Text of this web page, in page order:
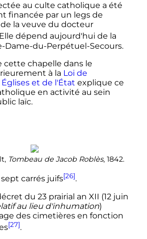
au culte catholique a été
financée par un legs de
la veuve du docteur
dépend aujourd'hui de la
Dame-du-Perpétuel-Secours.
cette chapelle dans le
à la Loi de
et de l'État explique ce
en activité au sein
laïc.
Tombeau de Jacob Roblès, 1842.
carrés juifs[26].
du 23 prairial an XII (12 juin
au lieu d'inhumation)
des cimetières en fonction
[27].